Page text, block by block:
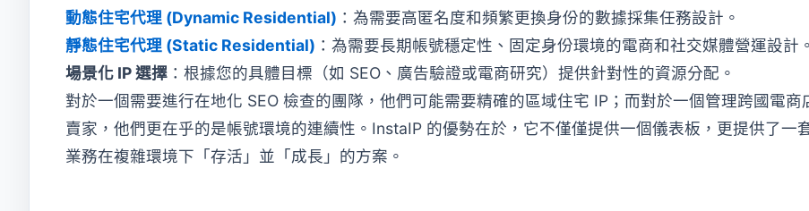
動態住宅代理 (Dynamic Residential) ：為需要高匿名度和頻繁更換身份的數據採集任務設計。
靜態住宅代理 (Static Residential) ：為需要長期帳號穩定性、固定身份環境的電商和社交媒體營運設計。
場景化 IP 選擇 ：根據您的具體目標（如 SEO、廣告驗證或電商研究）提供針對性的資源分配。
對於一個需要進行在地化 SEO 檢查的團隊，他們可能需要精確的區域住宅 IP；而對於一個管理跨國電商
賣家，他們更在乎的是帳號環境的連續性。InstaIP 的優勢在於，它不僅僅提供一個儀表板，更提供了一
業務在複雜環境下「存活」並「成長」的方案。